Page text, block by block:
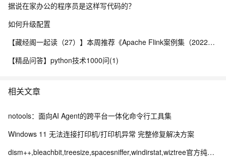
据说在家办公的程序员是这样写代码的？
如何升级配置
【藏经阁一起读（27）】本周推荐《Apache Flink案例集（2022版）》，你有哪些心得？
【精品问答】python技术1000问(1)
相关文章
notools：面向AI Agent的跨平台一体化命令行工具集
Windows 11 无法连接打印机/打印机异常 完整修复解决方案
dism++,bleachbit,treesize,spacesniffer,windirstat,wiztree官方纯净下载地址